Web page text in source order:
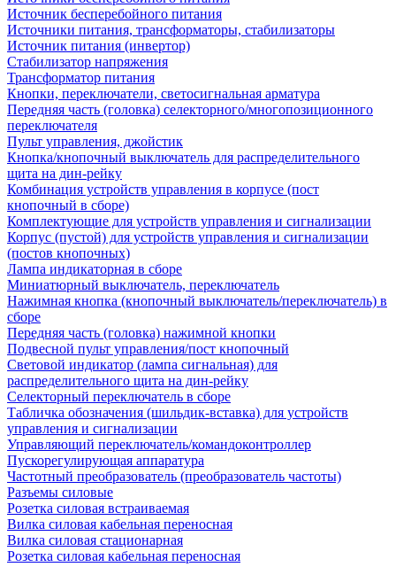
Источник бесперебойного питания
Источники питания, трансформаторы, стабилизаторы
Источник питания (инвертор)
Стабилизатор напряжения
Трансформатор питания
Кнопки, переключатели, светосигнальная арматура
Передняя часть (головка) селекторного/многопозиционного
переключателя
Пульт управления, джойстик
Кнопка/кнопочный выключатель для распределительного
щита на дин-рейку
Комбинация устройств управления в корпусе (пост
кнопочный в сборе)
Комплектующие для устройств управления и сигнализации
Корпус (пустой) для устройств управления и сигнализации
(постов кнопочных)
Лампа индикаторная в сборе
Миниатюрный выключатель, переключатель
Нажимная кнопка (кнопочный выключатель/переключатель) в
сборе
Передняя часть (головка) нажимной кнопки
Подвесной пульт управления/пост кнопочный
Световой индикатор (лампа сигнальная) для
распределительного щита на дин-рейку
Селекторный переключатель в сборе
Табличка обозначения (шильдик-вставка) для устройств
управления и сигнализации
Управляющий переключатель/командоконтроллер
Пускорегулирующая аппаратура
Частотный преобразователь (преобразователь частоты)
Разъемы силовые
Розетка силовая встраиваемая
Вилка силовая кабельная переносная
Вилка силовая стационарная
Розетка силовая кабельная переносная